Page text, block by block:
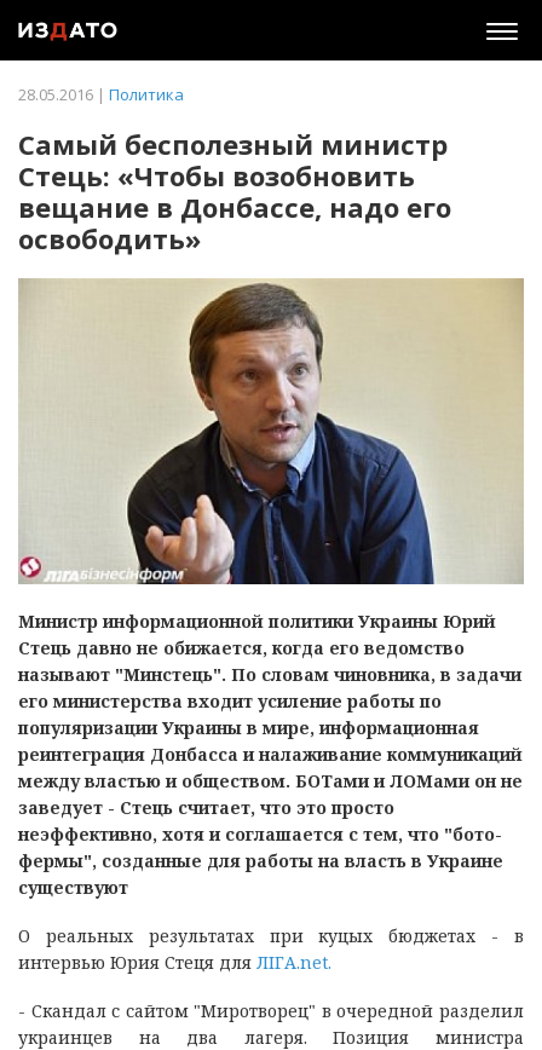
28.05.2016 | Политика
Самый бесполезный министр
Стець: «Чтобы возобновить
вещание в Донбассе, надо его
освободить»
Министр информационной политики Украины Юрий
Стець давно не обижается, когда его ведомство
называют "Минстець". По словам чиновника, в задачи
его министерства входит усиление работы по
популяризации Украины в мире, информационная
реинтеграция Донбасса и налаживание коммуникаций
между властью и обществом. БОТами и ЛОМами он не
заведует - Стець считает, что это просто
неэффективно, хотя и соглашается с тем, что "бото-
фермы", созданные для работы на власть в Украине
существуют
О реальных результатах при куцых бюджетах - в
интервью Юрия Стеця для ЛІГА.net.
- Скандал с сайтом "Миротворец" в очередной разделил
украинцев на два лагеря. Позиция министра